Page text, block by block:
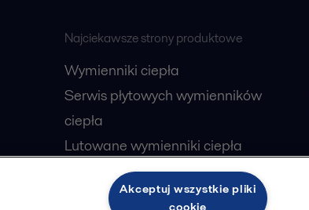
Najciekawsze strony produktowe
Wymienniki ciepła
Serwis płytowych wymienników
ciepła
Lutowane wymienniki ciepła
Wirówki do przetwórstwa mleka
ThinkTop® - Sterowanie zaworami
Akceptuj wszystkie pliki
cookie